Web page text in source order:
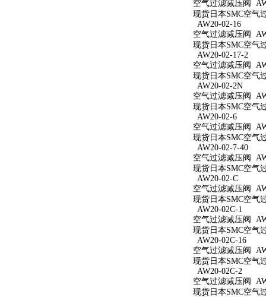
空气过滤减压阀
现货日本SMC空气
AW20-02-16
空气过滤减压阀
现货日本SMC空气
AW20-02-17-2
空气过滤减压阀
现货日本SMC空气
AW20-02-2N
空气过滤减压阀
现货日本SMC空气
AW20-02-6
空气过滤减压阀
现货日本SMC空气
AW20-02-7-40
空气过滤减压阀
现货日本SMC空气
AW20-02-C
空气过滤减压阀
现货日本SMC空气
AW20-02C-1
空气过滤减压阀
现货日本SMC空气
AW20-02C-16
空气过滤减压阀
现货日本SMC空气
AW20-02C-2
空气过滤减压阀
现货日本SMC空气